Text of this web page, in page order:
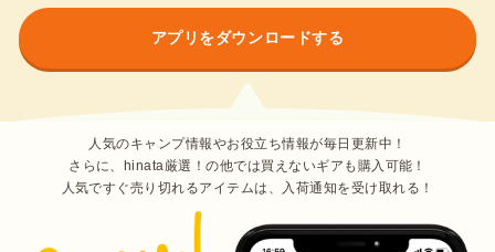
アプリをダウンロードする
人気のキャンプ情報やお役立ち情報が毎日更新中！
さらに、hinata厳選！の他では買えないギアも購入可能！
人気ですぐ売り切れるアイテムは、入荷通知を受け取れる！